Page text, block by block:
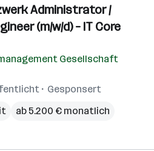
Administrator /
(m/w/d) – IT Core
Gesellschaft
Gesponsert
ab 5.200 € monatlich